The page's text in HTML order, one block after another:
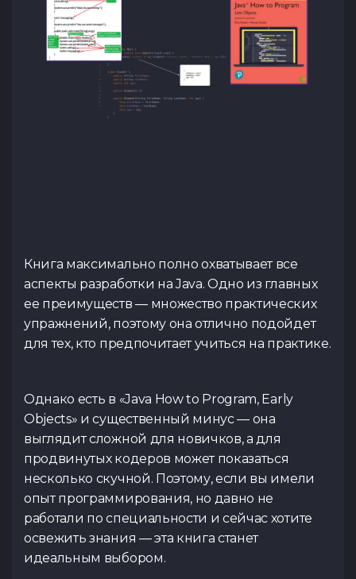
Книга максимально полно охватывает все
аспекты разработки на Java. Одно из главных
ее преимуществ — множество практических
упражнений, поэтому она отлично подойдет
для тех, кто предпочитает учиться на практике.
Однако есть в «Java How to Program, Early
Objects» и существенный минус — она
выглядит сложной для новичков, а для
продвинутых кодеров может показаться
несколько скучной. Поэтому, если вы имели
опыт программирования, но давно не
работали по специальности и сейчас хотите
освежить знания — эта книга станет
идеальным выбором.